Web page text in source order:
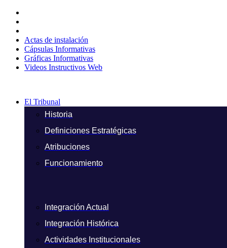
contenido
Actas de instalación
Cápsulas Informativas
Gráficas Informativas
Videos Instructivos Web
El Tribunal
Historia
Definiciones Estratégicas
Atribuciones
Funcionamiento
Integración Actual
Integración Histórica
Actividades Institucionales